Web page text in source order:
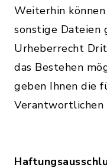
Weiterhin
sonstige Dateien
Urheberrecht
das Bestehen
geben Ihnen die
Verantwortlichen